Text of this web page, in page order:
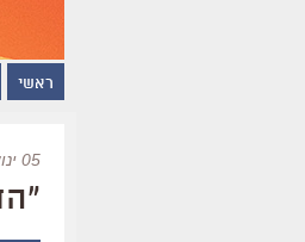
ראשי
05 ינואר 2025 | 11:29